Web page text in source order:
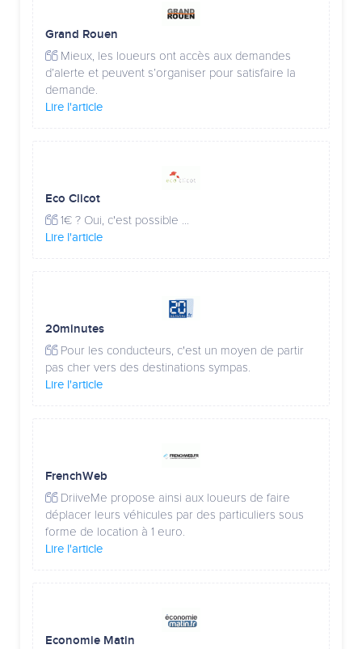
Grand Rouen
Mieux, les loueurs ont accès aux demandes
d’alerte et peuvent s’organiser pour satisfaire la
demande.
Lire l'article
Eco Clicot
1€ ? Oui, c'est possible ...
Lire l'article
20minutes
Pour les conducteurs, c'est un moyen de partir
pas cher vers des destinations sympas.
Lire l'article
FrenchWeb
DriiveMe propose ainsi aux loueurs de faire
déplacer leurs véhicules par des particuliers sous
forme de location à 1 euro.
Lire l'article
Economie Matin